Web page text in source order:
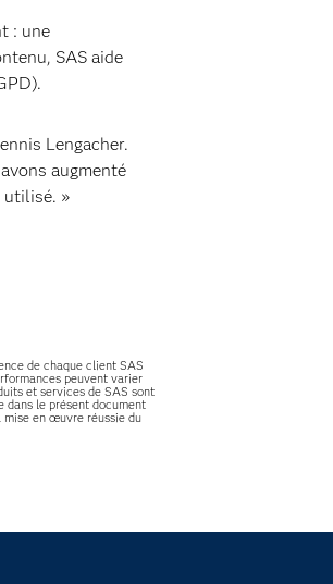
: une
SAS aide
Lengacher.
augmenté
utilisé. »
de chaque client SAS
peuvent varier
et services de SAS sont
dans le présent document
mise en œuvre réussie du